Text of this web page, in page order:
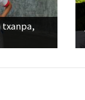
txanpa,